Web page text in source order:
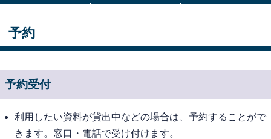
予約
予約受付
利用したい資料が貸出中などの場合は、予約することがで
きます。窓口・電話で受け付けます。